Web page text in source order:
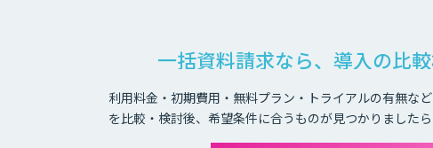
一括資料請求なら、導入の比
利用料金・初期費用・無料プラン・トライアルの有無な
を比較・検討後、希望条件に合うものが見つかりました